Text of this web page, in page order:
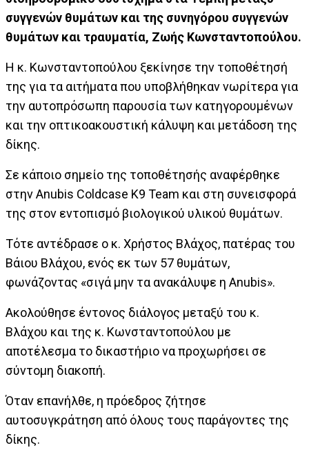
συγγενών θυμάτων και της συνηγόρου συγγενών
θυμάτων και τραυματία, Ζωής Κωνσταντοπούλου.
Η κ. Κωνσταντοπούλου ξεκίνησε την τοποθέτησή
της για τα αιτήματα που υποβλήθηκαν νωρίτερα για
την αυτοπρόσωπη παρουσία των κατηγορουμένων
και την οπτικοακουστική κάλυψη και μετάδοση της
δίκης.
Σε κάποιο σημείο της τοποθέτησής αναφέρθηκε
στην Anubis Coldcase K9 Team και στη συνεισφορά
της στον εντοπισμό βιολογικού υλικού θυμάτων.
Τότε αντέδρασε ο κ. Χρήστος Βλάχος, πατέρας του
Βάιου Βλάχου, ενός εκ των 57 θυμάτων,
φωνάζοντας «σιγά μην τα ανακάλυψε η Anubis».
Ακολούθησε έντονος διάλογος μεταξύ του κ.
Βλάχου και της κ. Κωνσταντοπούλου με
αποτέλεσμα το δικαστήριο να προχωρήσει σε
σύντομη διακοπή.
Όταν επανήλθε, η πρόεδρος ζήτησε
αυτοσυγκράτηση από όλους τους παράγοντες της
δίκης.